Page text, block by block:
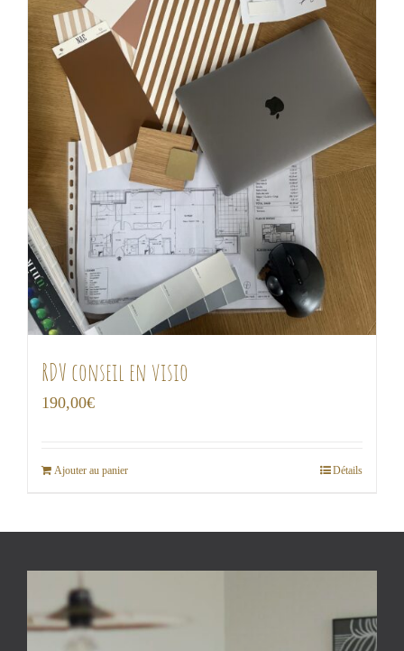
RDV conseil en visio
190,00€
Ajouter au panier Détails